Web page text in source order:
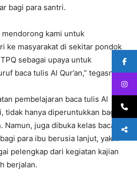
bagi para santri.
kami untuk
ke masyarakat di sekitar pondok
sebagai upaya untuk
baca tulis Al Qur’an,” tegasnya.
pembelajaran baca tulis Al
tidak hanya diperuntukkan bagi
Namun, juga dibuka kelas baca
para ibu berusia lanjut, yakni
pelengkap dari kegiatan kajian
berjalan.